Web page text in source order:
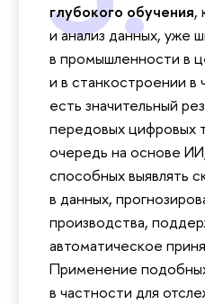
глубокого обучения,
и анализ данных, уже
в промышленности в
и в станкостроении в
есть значительный
передовых цифровых
очередь на основе
способных выявлять
в данных,
производства,
автоматическое
Применение
в частности для